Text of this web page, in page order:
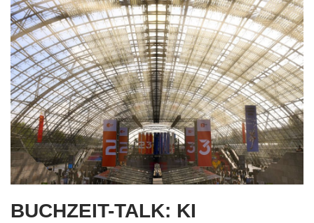
BUCHZEIT-TALK: KI